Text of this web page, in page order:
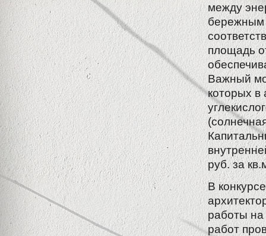
между
бережным
площадь
Важный
которых в
руб. за
В
работы на
работ